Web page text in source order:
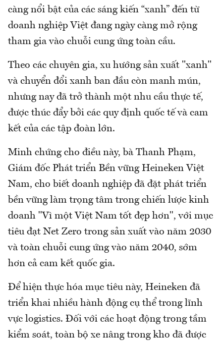
càng nổi bật của các sáng kiến “xanh” đến từ
doanh nghiệp Việt đang ngày càng mở rộng
tham gia vào chuỗi cung ứng toàn cầu.
Theo các chuyên gia, xu hướng sản xuất "xanh"
và chuyển đổi xanh ban đầu còn manh mún,
nhưng nay đã trở thành một nhu cầu thực tế,
được thúc đẩy bởi các quy định quốc tế và cam
kết của các tập đoàn lớn.
Minh chứng cho điều này, bà Thanh Phạm,
Giám đốc Phát triển Bền vững Heineken Việt
Nam, cho biết doanh nghiệp đã đặt phát triển
bền vững làm trọng tâm trong chiến lược kinh
doanh "Vì một Việt Nam tốt đẹp hơn", với mục
tiêu đạt Net Zero trong sản xuất vào năm 2030
và toàn chuỗi cung ứng vào năm 2040, sớm
hơn cả cam kết quốc gia.
Để hiện thực hóa mục tiêu này, Heineken đã
triển khai nhiều hành động cụ thể trong lĩnh
vực logistics. Đối với các hoạt động trong tầm
kiểm soát, toàn bộ xe nâng trong kho đã được